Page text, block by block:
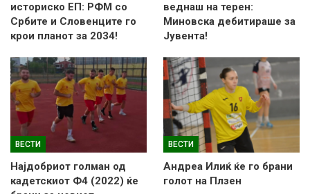
историско ЕП: РФМ со
Србите и Словенците го
крои планот за 2034!
веднаш на терен:
Миновска дебитираше за
Јувента!
ВЕСТИ
Најдобриот голман од
кадетскиот Ф4 (2022) ќе
ВЕСТИ
Андреа Илиќ ќе го брани
голот на Плзен